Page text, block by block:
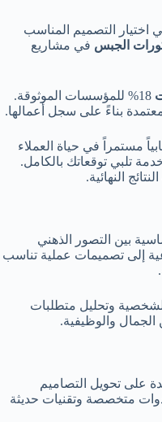
التصميم المناسب
الجبس في مشاريع
18% للمؤسسات الموثوقة.
بناءً على سجل أعمالها.
مستمراً في حياة العملاء
تلبي توقعاتك بالكامل.
النهائية.
بين التصور الذهني
إلى تصميمات عملية تناسب
وتحليل متطلبات
الجمال والوظيفية.
على تحويل التصاميم
متخصصة وتقنيات حديثة